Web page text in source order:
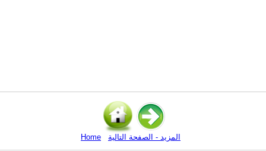
Home المزيد - الصفحة التالية